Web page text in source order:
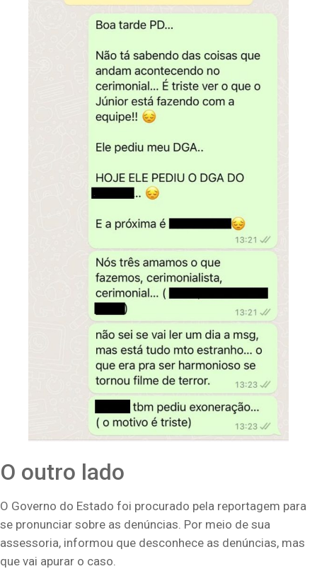
O outro lado
O Governo do Estado foi procurado pela reportagem para
se pronunciar sobre as denúncias. Por meio de sua
assessoria, informou que desconhece as denúncias, mas
que vai apurar o caso.